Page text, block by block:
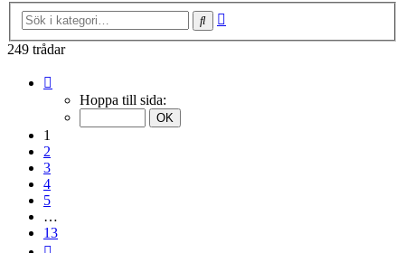
Sök
249 trådar
Hoppa till sida:
1
2
3
4
5
…
13